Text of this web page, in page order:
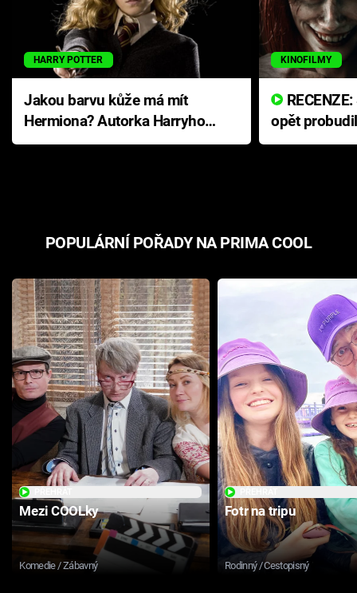
HARRY POTTER
Jakou barvu kůže má mít
Hermiona? Autorka Harryho
Pottera přišla s ráznou
KINOFILMY
opět
přichází s
POPULÁRNÍ POŘADY NA PRIMA COOL
Mezi COOLky
Komedie / Zábavný
Fotr na tripu
Rodinný / Cestopisný